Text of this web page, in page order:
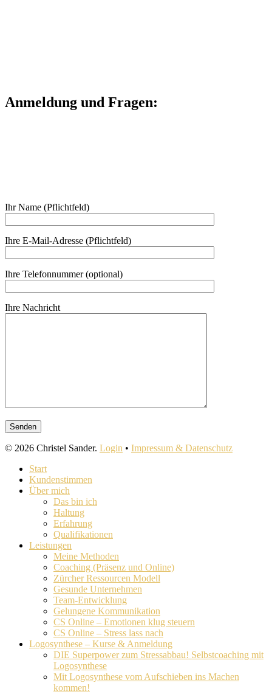
Anmeldung und Fragen:
Ihr Name (Pflichtfeld)
Ihre E-Mail-Adresse (Pflichtfeld)
Ihre Telefonnummer (optional)
Ihre Nachricht
© 2026 Christel Sander. Login • Impressum & Datenschutz
Close
Menu
Start
Kundenstimmen
Über mich
Das bin ich
Haltung
Erfahrung
Qualifikationen
Leistungen
Meine Methoden
Coaching (Präsenz und Online)
Zürcher Ressourcen Modell
Gesunde Unternehmen
Team-Entwicklung
Gelungene Kommunikation
CS Online – Emotionen klug steuern
CS Online – Stress lass nach
Logosynthese – Kurse & Anmeldung
DIE Superpower zum Stressabbau! Selbstcoaching mit
Logosynthese
Mit Logosynthese vom Aufschieben ins Machen
kommen!